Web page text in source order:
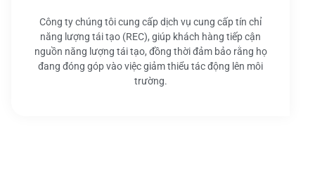
Công ty chúng tôi cung cấp dịch vụ cung cấp tín chỉ
năng lượng tái tạo (REC), giúp khách hàng tiếp cận
nguồn năng lượng tái tạo, đồng thời đảm bảo rằng họ
đang đóng góp vào việc giảm thiểu tác động lên môi
trường.